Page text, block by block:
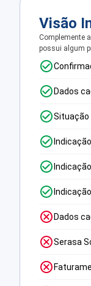
Visão
Complemente
possui algum
Dados
Situação
Dados
Serasa